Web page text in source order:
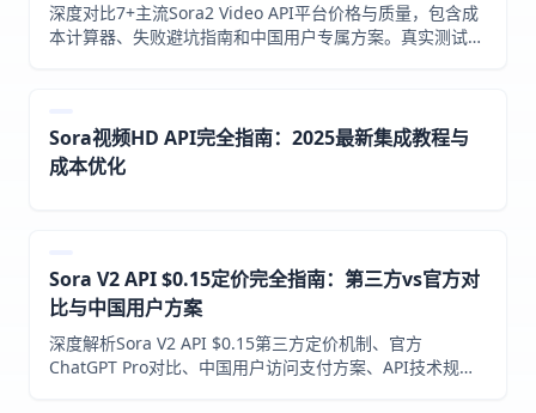
深度对比7+主流Sora2 Video API平台价格与质量，包含成
本计算器、失败避坑指南和中国用户专属方案。真实测试数
Sora视频HD API完全指南：2025最新集成教程与
成本优化
Sora V2 API $0.15定价完全指南：第三方vs官方对
比与中国用户方案
深度解析Sora V2 API $0.15第三方定价机制、官方
ChatGPT Pro对比、中国用户访问支付方案、API技术规范